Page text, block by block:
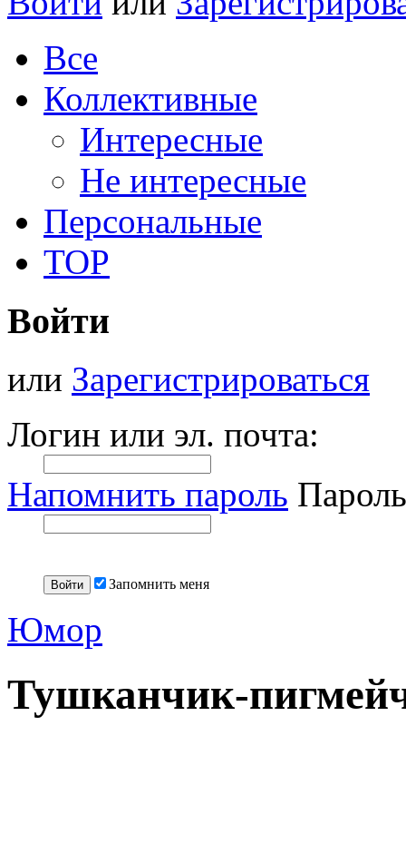
Все
Коллективные
Интересные
Не интересные
Персональные
TOP
Войти
или Зарегистрироваться
Логин или эл. почта:
Напомнить пароль
Запомнить меня
Юмор
Тушканчик-